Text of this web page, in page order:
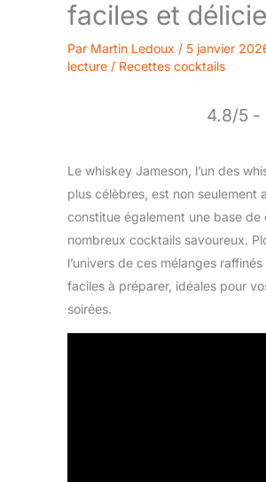
faciles et
Par Martin Ledoux / 5 janvier
lecture / Recettes cocktails
4.8/5 -
Le whiskey Jameson, l’un des
plus célèbres, est non seulement
constitue également une base de
nombreux cocktails savoureux.
l’univers de ces mélanges
faciles à préparer, idéales pour
soirées.